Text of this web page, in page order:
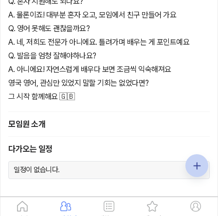
A. 물론이죠! 대부분 혼자 오고, 모임에서 친구 만들어 가요
Q. 영어 못해도 괜찮을까요?
A. 네, 저희도 전문가 아니에요. 틀려가며 배우는 게 포인트예요
Q. 발음을 엄청 잘해야하나요?
A. 아니에요! 자연스럽게 배우다 보면 조금씩 익숙해져요
영국 영어, 관심만 있었지 말할 기회는 없었다면?
그 시작 함께해요 🇬🇧
모임원 소개
다가오는 일정
일정이 없습니다.